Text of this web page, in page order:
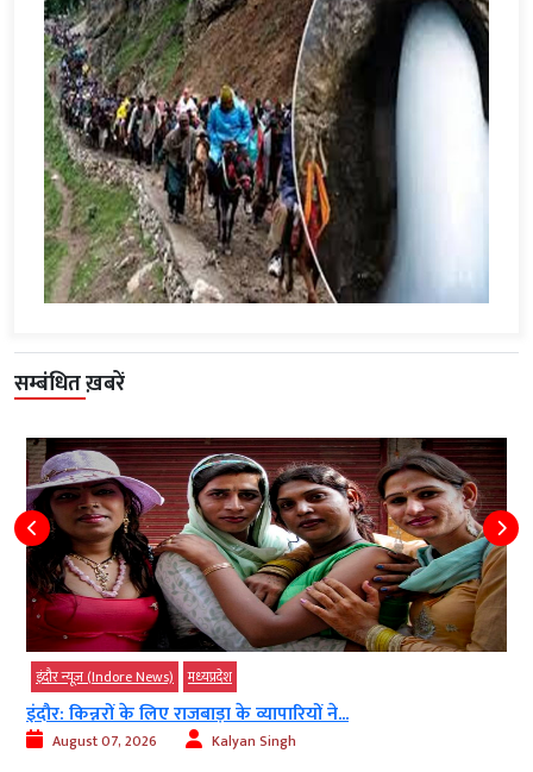
सम्बंधित ख़बरें
मध्‍यप्रदेश
के व्यापारियों ने...
Kalyan Singh
CJI सूर्यकांत का मध्य प्रदेश